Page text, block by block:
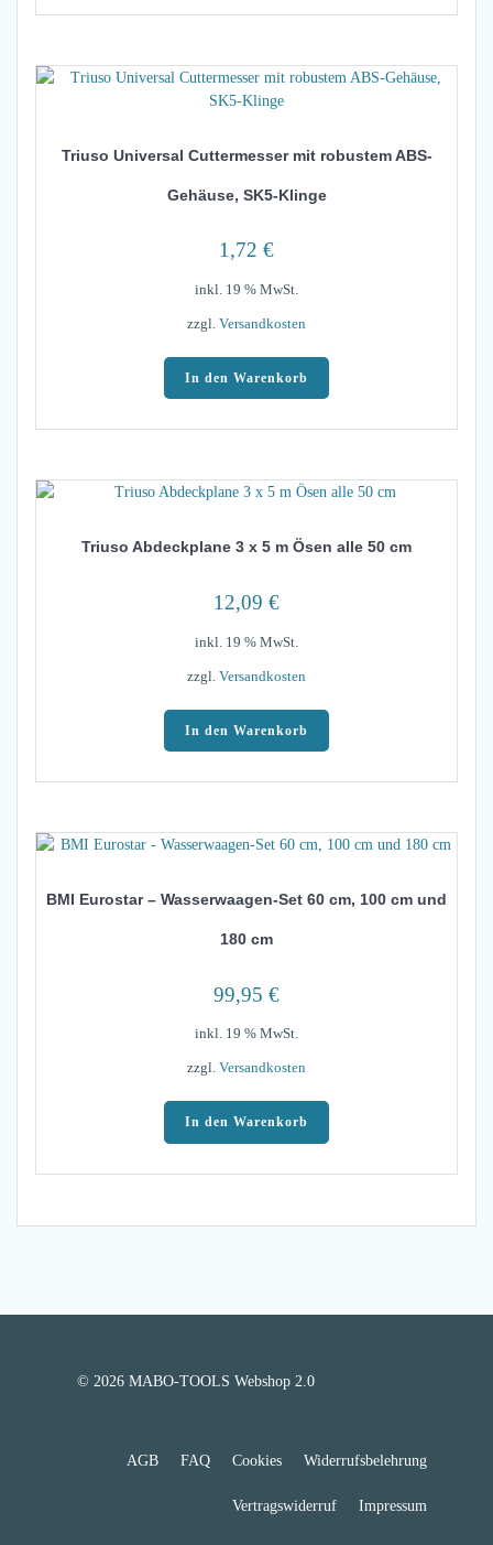
Triuso Universal Cuttermesser mit robustem ABS-
Gehäuse, SK5-Klinge
1,72 €
inkl. 19 % MwSt.
zzgl. Versandkosten
In den Warenkorb
Triuso Abdeckplane 3 x 5 m Ösen alle 50 cm
12,09 €
inkl. 19 % MwSt.
zzgl. Versandkosten
In den Warenkorb
BMI Eurostar – Wasserwaagen-Set 60 cm, 100 cm und
180 cm
99,95 €
inkl. 19 % MwSt.
zzgl. Versandkosten
In den Warenkorb
© 2026 MABO-TOOLS Webshop 2.0
AGB FAQ Cookies Widerrufsbelehrung
Vertragswiderruf Impressum